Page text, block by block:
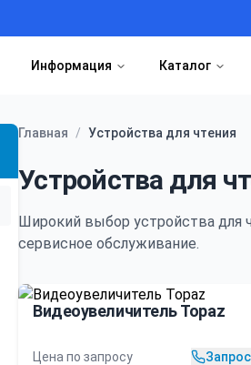
Информация Каталог
Главная / Устройства для чтения
Устройства для
Широкий выбор устройства для
сервисное обслуживание.
Видеоувеличитель Topaz
Цена по запросу